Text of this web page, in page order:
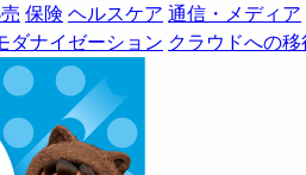
保険 ヘルスケア 通信・メディア
ダナイゼーション クラウドへの移